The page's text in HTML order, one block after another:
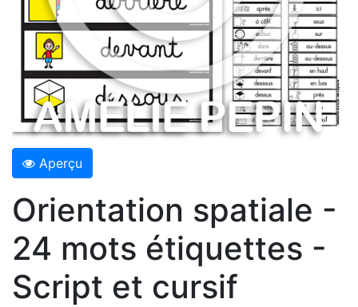
Aperçu
Orientation spatiale -
24 mots étiquettes -
Script et cursif